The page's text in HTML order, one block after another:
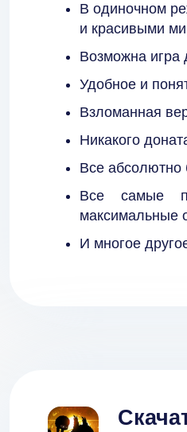
В одиночном
и красивыми
Возможна игра
Удобное и
Взломанная
Никакого
Все абсолютно
Все самые
максимальные
И многое